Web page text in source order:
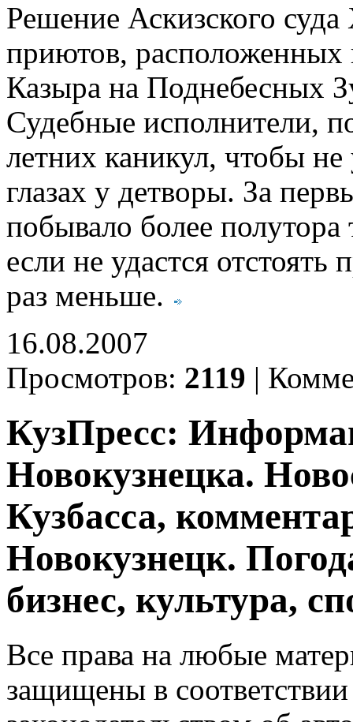
Решение Аскизского
приютов,
Казыра на Поднебесных
Судебные исполнители,
летних каникул, чтобы
глазах у детворы. За
побывало более
если не удастся
раз меньше.
16.08.2007
Просмотров: 2119 |
КузПресс:
Новокузнецка.
Кузбасса,
Новокузнецк.
бизнес, культура,
Все права на любые
защищены в